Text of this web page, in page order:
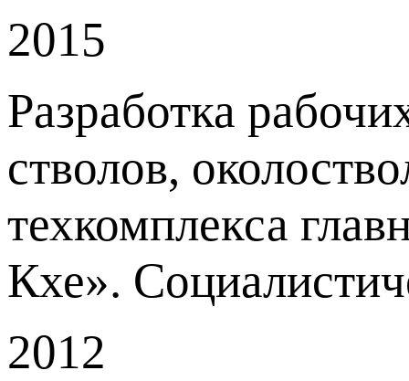
2015
Разработка
стволов,
техкомплекса
Кхе».
2012